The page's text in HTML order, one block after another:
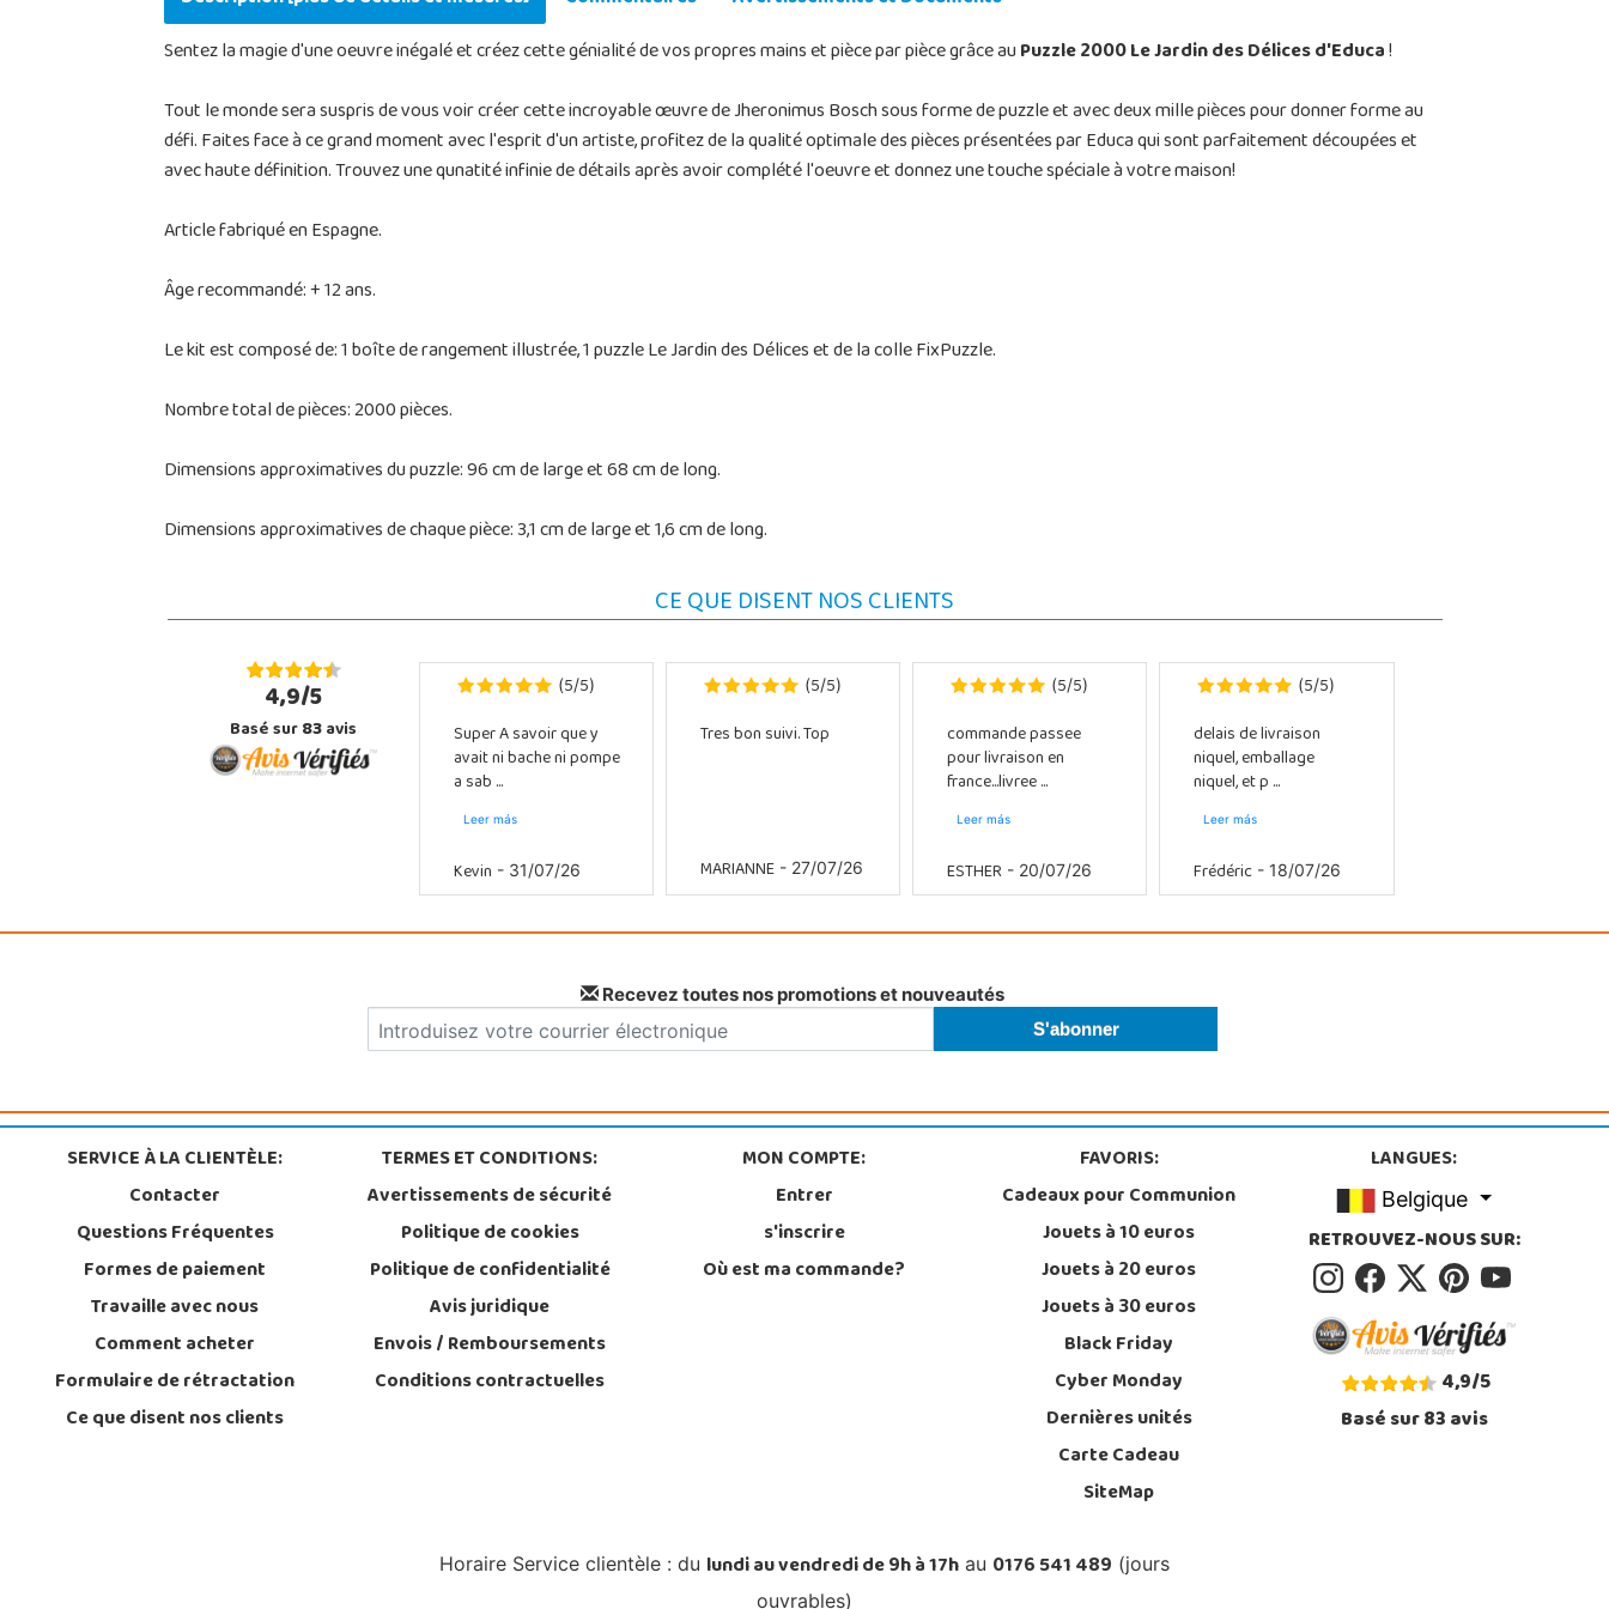
Sentez la magie d'une oeuvre inégalé et créez cette génialité de vos propres mains et pièce par pièce grâce auPuzzle 2000 Le Jardin des Délices d'Educa!
Tout le monde sera suspris de vous voir créer cette incroyable œuvre de Jheronimus Bosch sous forme de puzzle et avec deux mille pièces pour donner forme au
défi. Faites face à ce grand moment avec l'esprit d'un artiste, profitez de la qualité optimale des pièces présentées par Educa qui sont parfaitement découpées et
avec haute définition. Trouvez une qunatité infinie de détails après avoir complété l'oeuvre et donnez une touche spéciale à votre maison!
Article fabriqué en Espagne.
Âge recommandé: + 12 ans.
Le kit est composé de: 1 boîte de rangement illustrée, 1 puzzle Le Jardin des Délices et de la colle FixPuzzle.
Nombre total de pièces: 2000 pièces.
Dimensions approximatives du puzzle: 96 cm de large et 68 cm de long.
Dimensions approximatives de chaque pièce: 3,1 cm de large et 1,6 cm de long.
CE QUE DISENT NOS CLIENTS
4,9/5
Basé sur83avis
(5/5)
Super A savoir que y
avait ni bache ni pompe
a sab ...
Leer más
Kevin - 31/07/26
(5/5)
Tres bon suivi. Top
MARIANNE- 27/07/26
(5/5)
commande passee
pour livraison en
france...livree ...
Leer más
ESTHER - 20/07/26
(5/5)
delais de livraison
niquel, emballage
niquel, et p ...
Leer más
Frédéric- 18/07/26
Recevez toutes nos promotions et nouveautés
SERVICE À LA CLIENTÈLE:
Contacter
Questions Fréquentes
Formes de paiement
Travaille avec nous
Comment acheter
Formulaire de rétractation
Ce que disent nos clients
TERMES ET CONDITIONS:
Avertissements de sécurité
Politique de cookies
Politique de confidentialité
Avis juridique
Envois / Remboursements
Conditions contractuelles
MON COMPTE:
Entrer
s'inscrire
Où est ma commande?
FAVORIS:
Cadeaux pour Communion
Jouets à 10 euros
Jouets à 20 euros
Jouets à 30 euros
Black Friday
Cyber Monday
Dernières unités
Carte Cadeau
SiteMap
LANGUES:
Belgique
RETROUVEZ-NOUS SUR:
4,9/5
Basé sur83avis
Horaire Service clientèle : du lundi au vendredi de 9h à 17h au 0176 541 489 (jours
ouvrables)